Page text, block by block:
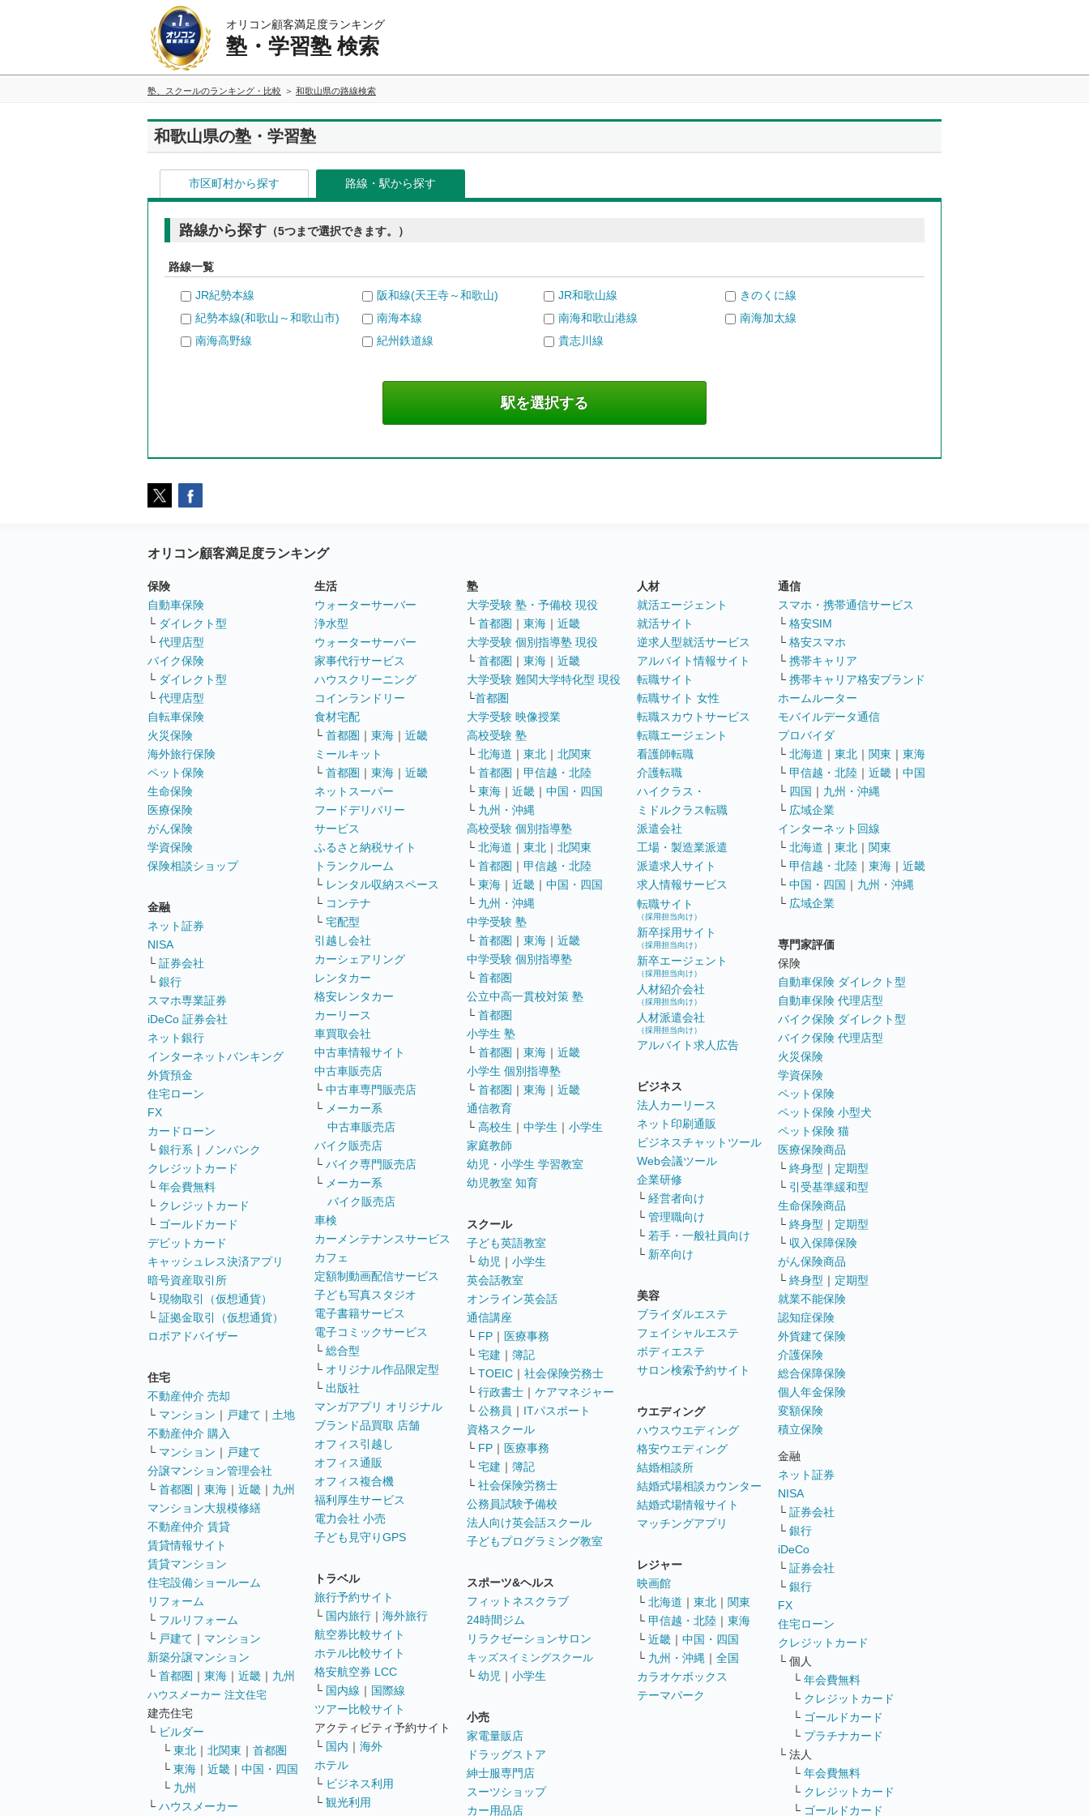
オリコン顧客満足度ランキング
塾・学習塾 検索
塾、スクールのランキング・比較 和歌山県の路線検索
和歌山県の塾・学習塾
市区町村から探す 路線・駅から探す
路線から探す （5つまで選択できます。）
路線一覧
JR紀勢本線 阪和線(天王寺～和歌山) JR和歌山線
きのくに線
紀勢本線(和歌山～和歌山市)
南海本線 南海和歌山港線
南海加太線
南海高野線
紀州鉄道線 貴志川線
オリコン顧客満足度ランキング
保険
自動車保険
└ ダイレクト型
└ 代理店型
バイク保険
└ ダイレクト型
└ 代理店型
自転車保険
火災保険
海外旅行保険
ペット保険
生命保険
医療保険
がん保険
学資保険
保険相談ショップ
金融
ネット証券
NISA
└ 証券会社
└ 銀行
スマホ専業証券
iDeCo 証券会社
ネット銀行
インターネットバンキング
外貨預金
住宅ローン
FX
カードローン
└ 銀行系 ｜
ノンバンク
クレジットカード
└ 年会費無料
└ クレジットカード
└ ゴールドカード
デビットカード
キャッシュレス決済アプリ
暗号資産取引所
└ 現物取引（仮想通貨）
└ 証拠金取引（仮想通貨）
ロボアドバイザー
住宅
不動産仲介 売却
└ マンション ｜ 戸建て ｜ 土地
不動産仲介 購入
└ マンション ｜ 戸建て
分譲マンション管理会社
└ 首都圏 ｜ 東海 ｜ 近畿 ｜ 九州
マンション大規模修繕
不動産仲介 賃貸
賃貸情報サイト
賃貸マンション
住宅設備ショールーム
リフォーム
└ フルリフォーム
└ 戸建て ｜ マンション
新築分譲マンション
└ 首都圏 ｜ 東海 ｜ 近畿 ｜ 九州
ハウスメーカー 注文住宅
建売住宅
└ ビルダー
└ 東北 ｜ 北関東 ｜ 首都圏
└ 東海 ｜ 近畿 ｜ 中国・四国
└ 九州
└ ハウスメーカー
生活
ウォーターサーバー
浄水型
ウォーターサーバー
家事代行サービス
ハウスクリーニング
コインランドリー
食材宅配
└ 首都圏 ｜ 東海 ｜ 近畿
ミールキット
└ 首都圏 ｜ 東海 ｜ 近畿
ネットスーパー
フードデリバリー
サービス
ふるさと納税サイト
トランクルーム
└ レンタル収納スペース
└ コンテナ
└ 宅配型
引越し会社
カーシェアリング
レンタカー
格安レンタカー
カーリース
車買取会社
中古車情報サイト
中古車販売店
└ 中古車専門販売店
└ メーカー系
中古車販売店
バイク販売店
└ バイク専門販売店
└ メーカー系
バイク販売店
車検
カーメンテナンスサービス
カフェ
定額制動画配信サービス
子ども写真スタジオ
電子書籍サービス
電子コミックサービス
└ 総合型
└ オリジナル作品限定型
└ 出版社
マンガアプリ オリジナル
ブランド品買取 店舗
オフィス引越し
オフィス通販
オフィス複合機
福利厚生サービス
電力会社 小売
子ども見守りGPS
トラベル
旅行予約サイト
└ 国内旅行 ｜ 海外旅行
航空券比較サイト
ホテル比較サイト
格安航空券 LCC
└ 国内線 ｜ 国際線
ツアー比較サイト
アクティビティ予約サイト
└ 国内 ｜ 海外
ホテル
└ ビジネス利用
└ 観光利用
塾
大学受験 塾・予備校 現役
└ 首都圏 ｜ 東海 ｜ 近畿
大学受験 個別指導塾 現役
└ 首都圏 ｜ 東海 ｜ 近畿
大学受験 難関大学特化型 現役
└首都圏
大学受験 映像授業
高校受験 塾
└ 北海道 ｜ 東北 ｜ 北関東
└ 首都圏 ｜ 甲信越・北陸
└ 東海 ｜ 近畿 ｜ 中国・四国
└ 九州・沖縄
高校受験 個別指導塾
└ 北海道 ｜ 東北 ｜ 北関東
└ 首都圏 ｜ 甲信越・北陸
└ 東海 ｜ 近畿 ｜ 中国・四国
└ 九州・沖縄
中学受験 塾
└ 首都圏 ｜ 東海 ｜ 近畿
中学受験 個別指導塾
└ 首都圏
公立中高一貫校対策 塾
└ 首都圏
小学生 塾
└ 首都圏 ｜ 東海 ｜ 近畿
小学生 個別指導塾
└ 首都圏 ｜ 東海 ｜ 近畿
通信教育
└ 高校生 ｜ 中学生 ｜ 小学生
家庭教師
幼児・小学生 学習教室
幼児教室 知育
スクール
子ども英語教室
└ 幼児 ｜ 小学生
英会話教室
オンライン英会話
通信講座
└ FP ｜ 医療事務
└ 宅建 ｜ 簿記
└ TOEIC ｜ 社会保険労務士
└ 行政書士 ｜ ケアマネジャー
└ 公務員 ｜ ITパスポート
資格スクール
└ FP ｜ 医療事務
└ 宅建 ｜ 簿記
└ 社会保険労務士
公務員試験予備校
法人向け英会話スクール
子どもプログラミング教室
スポーツ&ヘルス
フィットネスクラブ
24時間ジム
リラクゼーションサロン
キッズスイミングスクール
└ 幼児 ｜ 小学生
小売
家電量販店
ドラッグストア
紳士服専門店
スーツショップ
カー用品店
人材
就活エージェント
就活サイト
逆求人型就活サービス
アルバイト情報サイト
転職サイト
転職サイト 女性
転職スカウトサービス
転職エージェント
看護師転職
介護転職
ハイクラス・
ミドルクラス転職
派遣会社
工場・製造業派遣
派遣求人サイト
求人情報サービス
転職サイト
（採用担当向け）
新卒採用サイト
（採用担当向け）
新卒エージェント
（採用担当向け）
人材紹介会社
（採用担当向け）
人材派遣会社
（採用担当向け）
アルバイト求人広告
ビジネス
法人カーリース
ネット印刷通販
ビジネスチャットツール
Web会議ツール
企業研修
└ 経営者向け
└ 管理職向け
└ 若手・一般社員向け
└ 新卒向け
美容
ブライダルエステ
フェイシャルエステ
ボディエステ
サロン検索予約サイト
ウエディング
ハウスウエディング
格安ウエディング
結婚相談所
結婚式場相談カウンター
結婚式場情報サイト
マッチングアプリ
レジャー
映画館
└ 北海道 ｜ 東北 ｜ 関東
└ 甲信越・北陸 ｜ 東海
└ 近畿 ｜ 中国・四国
└ 九州・沖縄 ｜ 全国
カラオケボックス
テーマパーク
通信
スマホ・携帯通信サービス
└ 格安SIM
└ 格安スマホ
└ 携帯キャリア
└ 携帯キャリア格安ブランド
ホームルーター
モバイルデータ通信
プロバイダ
└ 北海道 ｜ 東北 ｜ 関東 ｜ 東海
└ 甲信越・北陸 ｜ 近畿 ｜ 中国
└ 四国 ｜ 九州・沖縄
└ 広域企業
インターネット回線
└ 北海道 ｜ 東北 ｜ 関東
└ 甲信越・北陸 ｜ 東海 ｜ 近畿
└ 中国・四国 ｜ 九州・沖縄
└ 広域企業
専門家評価
保険
自動車保険 ダイレクト型
自動車保険 代理店型
バイク保険 ダイレクト型
バイク保険 代理店型
火災保険
学資保険
ペット保険
ペット保険 小型犬
ペット保険 猫
医療保険商品
└ 終身型 ｜ 定期型
└ 引受基準緩和型
生命保険商品
└ 終身型 ｜ 定期型
└ 収入保障保険
がん保険商品
└ 終身型 ｜ 定期型
就業不能保険
認知症保険
外貨建て保険
介護保険
総合保障保険
個人年金保険
変額保険
積立保険
金融
ネット証券
NISA
└ 証券会社
└ 銀行
iDeCo
└ 証券会社
└ 銀行
FX
住宅ローン
クレジットカード
└ 個人
└ 年会費無料
└ クレジットカード
└ ゴールドカード
└ プラチナカード
└ 法人
└ 年会費無料
└ クレジットカード
└ ゴールドカード